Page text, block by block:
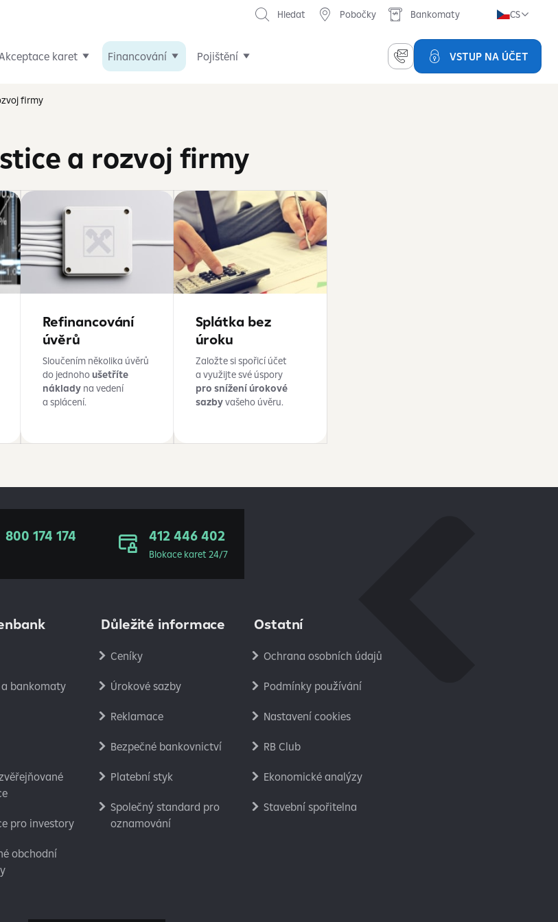
karet Financování Pojištění VSTUP NA ÚČET
CS
Hledat Pobočky Bankomaty
firmy
a rozvoj firmy
Refinancování
úvěrů
Sloučením několika úvěrů
do jednohoušetříte
nákladyna vedení
a splácení.
Splátka bez
úroku
Založte si spořicí účet
a využijte své úspory
pro snížení úrokové
sazbyvašeho úvěru.
800 174 174 412 446 402
Blokace karet 24/7
bankomaty
pro investory
obchodní
Důležité informace
Ceníky
Úrokové sazby
Reklamace
Bezpečné bankovnictví
Platební styk
Společný standard pro
oznamování
Ostatní
Ochrana osobních údajů
Podmínky používání
Nastavení cookies
RB Club
Ekonomické analýzy
Stavební spořitelna